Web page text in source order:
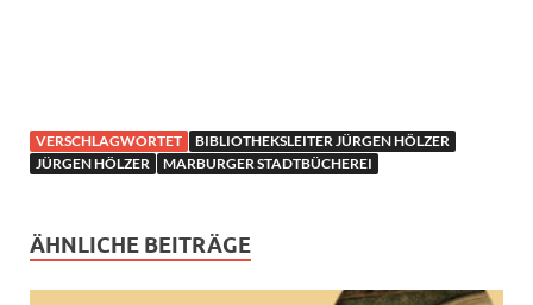
VERSCHLAGWORTET
BIBLIOTHEKSLEITER JÜRGEN HÖLZER
JÜRGEN HÖLZER
MARBURGER STADTBÜCHEREI
ÄHNLICHE BEITRÄGE